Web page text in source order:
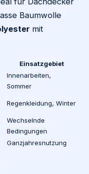
Baumwolle
mit
Einsatzgebiet
Innenarbeiten,
Sommer
Regenkleidung, Winter
Wechselnde
Bedingungen
Ganzjahresnutzung